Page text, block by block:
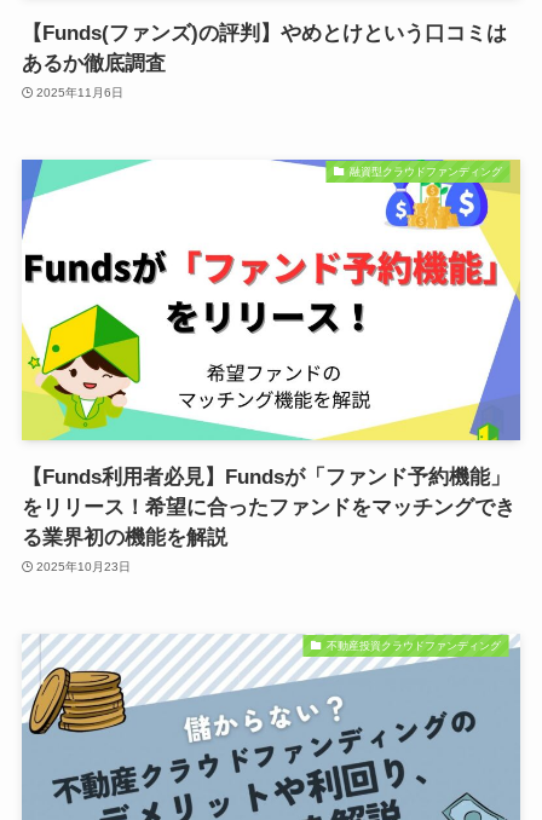
【Funds(ファンズ)の評判】やめとけという口コミは
あるか徹底調査
2025年11月6日
融資型クラウドファンディング
【Funds利用者必見】Fundsが「ファンド予約機能」
をリリース！希望に合ったファンドをマッチングでき
る業界初の機能を解説
2025年10月23日
不動産投資クラウドファンディング